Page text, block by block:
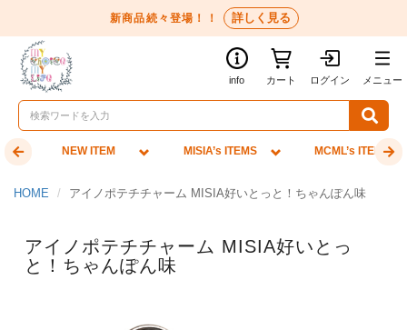
新商品続々登場！！ 詳しく見る
info カート ログイン メニュー
NEW ITEM MISIA’s ITEMS MCML’s ITEMS
HOME アイノポテチチャーム MISIA好いとっと！ちゃんぽん味
アイノポテチチャーム MISIA好いとっ
と！ちゃんぽん味